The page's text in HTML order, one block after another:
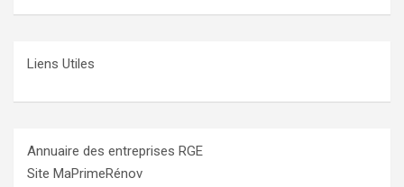
Liens Utiles
Annuaire des entreprises RGE
Site MaPrimeRénov